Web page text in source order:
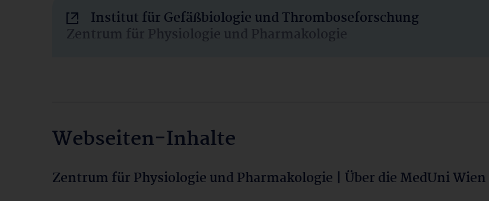
Institut für Gefäßbiologie und Thromboseforschung
Zentrum für Physiologie und Pharmakologie
Webseiten-Inhalte
Zentrum für Physiologie und Pharmakologie | Über die MedUni Wien